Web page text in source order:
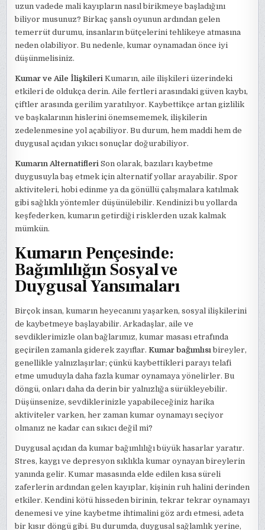
uzun vadede mali kayıpların nasıl birikmeye başladığını
biliyor musunuz? Birkaç şanslı oyunun ardından gelen
temerrüt durumu, insanların bütçelerini tehlikeye atmasına
neden olabiliyor. Bu nedenle, kumar oynamadan önce iyi
düşünmelisiniz.
Kumar ve Aile İlişkileri Kumarın, aile ilişkileri üzerindeki
etkileri de oldukça derin. Aile fertleri arasındaki güven kaybı,
çiftler arasında gerilim yaratılıyor. Kaybettikçe artan gizlilik
ve başkalarının hislerini önemsememek, ilişkilerin
zedelenmesine yol açabiliyor. Bu durum, hem maddi hem de
duygusal açıdan yıkıcı sonuçlar doğurabiliyor.
Kumarın Alternatifleri Son olarak, bazıları kaybetme
duygusuyla baş etmek için alternatif yollar arayabilir. Spor
aktiviteleri, hobi edinme ya da gönüllü çalışmalara katılmak
gibi sağlıklı yöntemler düşünülebilir. Kendinizi bu yollarda
keşfederken, kumarın getirdiği risklerden uzak kalmak
mümkün.
Kumarın Pençesinde:
Bağımlılığın Sosyal ve
Duygusal Yansımaları
Birçok insan, kumarın heyecanını yaşarken, sosyal ilişkilerini
de kaybetmeye başlayabilir. Arkadaşlar, aile ve
sevdiklerimizle olan bağlarımız, kumar masası etrafında
geçirilen zamanla giderek zayıflar.Kumar bağımlısıbireyler,
genellikle yalnızlaşırlar; çünkü kaybettikleri parayı telafi
etme umuduyla daha fazla kumar oynamaya yönelirler. Bu
döngü, onları daha da derin bir yalnızlığa sürükleyebilir.
Düşünsenize, sevdiklerinizle yapabileceğiniz harika
aktiviteler varken, her zaman kumar oynamayı seçiyor
olmanız ne kadar can sıkıcı değil mi?
Duygusal açıdan da kumar bağımlılığı büyük hasarlar yaratır.
Stres, kaygı ve depresyon sıklıkla kumar oynayan bireylerin
yanında gelir. Kumar masasında elde edilen kısa süreli
zaferlerin ardından gelen kayıplar, kişinin ruh halini derinden
etkiler. Kendini kötü hisseden birinin, tekrar tekrar oynamayı
denemesi ve yine kaybetme ihtimalini göz ardı etmesi, adeta
bir kısır döngü gibi. Bu durumda, duygusal sağlamlık yerine,